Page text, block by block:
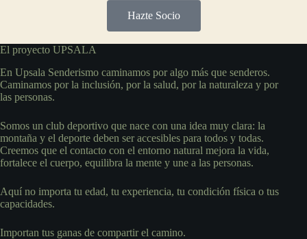
Hazte Socio
El proyecto UPSALA
En Upsala Senderismo caminamos por algo más que senderos.
Caminamos por la inclusión, por la salud, por la naturaleza y por
las personas.
Somos un club deportivo que nace con una idea muy clara: la
montaña y el deporte deben ser accesibles para todos y todas.
Creemos que el contacto con el entorno natural mejora la vida,
fortalece el cuerpo, equilibra la mente y une a las personas.
Aquí no importa tu edad, tu experiencia, tu condición física o tus
capacidades.
Importan tus ganas de compartir el camino.